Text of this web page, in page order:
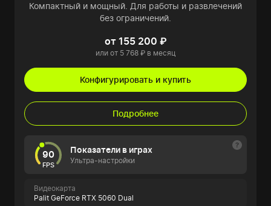
Компактный и мощный. Для работы и развлечений
без ограничений.
от 155 200 ₽
или от 5 768 ₽ в месяц
Конфигурировать и купить
Подробнее
90
FPS
Показатели в играх
Ультра-настройки
Видеокарта
Palit GeForce RTX 5060 Dual